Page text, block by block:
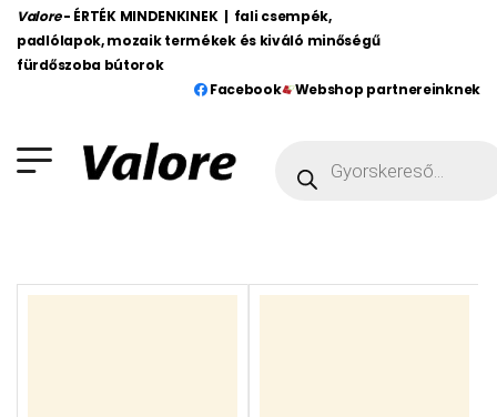
Valore - ÉRTÉK MINDENKINEK | fali csempék,
padlólapok, mozaik termékek és kiváló minőségű
fürdőszoba bútorok
Facebook
Webshop partnereinknek